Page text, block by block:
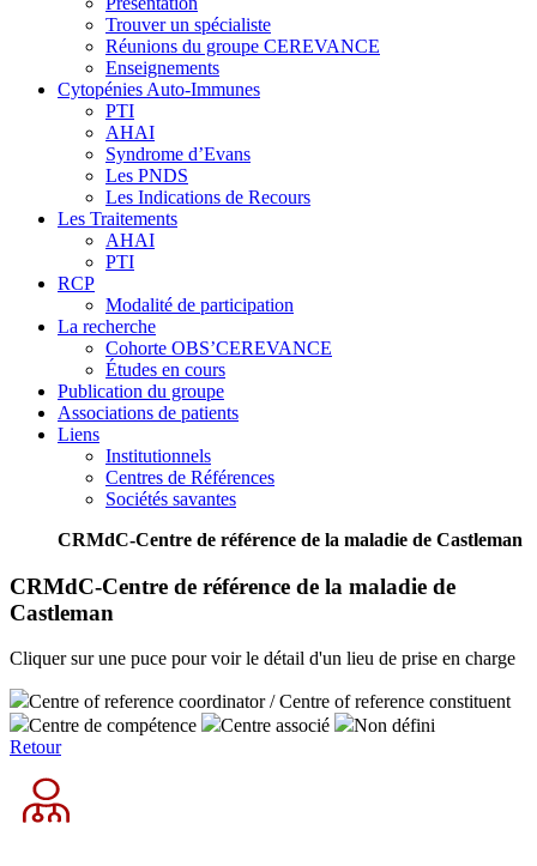
Trouver un spécialiste
Réunions du groupe CEREVANCE
Enseignements
Cytopénies Auto-Immunes
PTI
AHAI
Syndrome d’Evans
Les PNDS
Les Indications de Recours
Les Traitements
AHAI
PTI
RCP
Modalité de participation
La recherche
Cohorte OBS’CEREVANCE
Études en cours
Publication du groupe
Associations de patients
Liens
Institutionnels
Centres de Références
Sociétés savantes
CRMdC-Centre de référence de la maladie de Castleman
CRMdC-Centre de référence de la maladie de
Castleman
Cliquer sur une puce pour voir le détail d'un lieu de prise en charge
Centre of reference coordinator / Centre of reference constituent
Centre de compétence
Centre associé
Non défini
Retour